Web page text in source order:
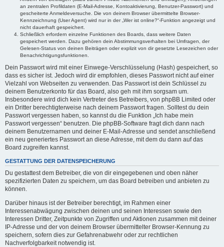
an zentralen Profildaten (E-Mail-Adresse, Kontoaktivierung, Benutzer-Passwort) und
gescheiterte Anmeldeversuche. Die von deinem Browser übermittelte Browser-
Kennzeichnung (User Agent) wird nur in der „Wer ist online?“-Funktion angezeigt und
nicht dauerhaft gespeichert.
Schließlich erfordern einzelne Funktionen des Boards, dass weitere Daten
gespeichert werden. Dazu gehören dein Abstimmungsverhalten bei Umfragen, der
Gelesen-Status von deinen Beiträgen oder explizit von dir gesetzte Lesezeichen oder
Benachrichtigungsfunktionen.
Dein Passwort wird mit einer Einwege-Verschlüsselung (Hash) gespeichert, so
dass es sicher ist. Jedoch wird dir empfohlen, dieses Passwort nicht auf einer
Vielzahl von Webseiten zu verwenden. Das Passwort ist dein Schlüssel zu
deinem Benutzerkonto für das Board, also geh mit ihm sorgsam um.
Insbesondere wird dich kein Vertreter des Betreibers, von phpBB Limited oder
ein Dritter berechtigterweise nach deinem Passwort fragen. Solltest du dein
Passwort vergessen haben, so kannst du die Funktion „Ich habe mein
Passwort vergessen“ benutzen. Die phpBB-Software fragt dich dann nach
deinem Benutzernamen und deiner E-Mail-Adresse und sendet anschließend
ein neu generiertes Passwort an diese Adresse, mit dem du dann auf das
Board zugreifen kannst.
GESTATTUNG DER DATENSPEICHERUNG
Du gestattest dem Betreiber, die von dir eingegebenen und oben näher
spezifizierten Daten zu speichern, um das Board betreiben und anbieten zu
können.
Darüber hinaus ist der Betreiber berechtigt, im Rahmen einer
Interessenabwägung zwischen deinen und seinen Interessen sowie den
Interessen Dritter, Zeitpunkte von Zugriffen und Aktionen zusammen mit deiner
IP-Adresse und der von deinem Browser übermittelter Browser-Kennung zu
speichern, sofern dies zur Gefahrenabwehr oder zur rechtlichen
Nachverfolgbarkeit notwendig ist.